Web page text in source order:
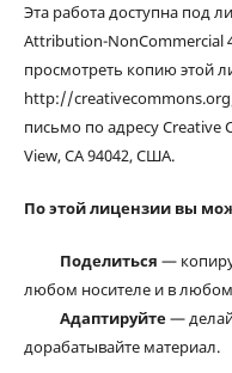
Эта работа доступна под
Attribution-NonCommercial
просмотреть копию этой
http://
письмо по адресу Creative
View, CA 94042, США.
По этой лицензии вы
Поделиться —
любом носителе и в
Адаптируйте—
дорабатывайте материал.